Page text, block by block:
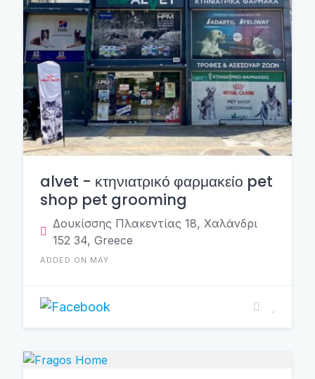
alvet - κτηνιατρικό φαρμακείο pet
shop pet grooming
Δουκίσσης Πλακεντίας 18, Χαλάνδρι
152 34, Greece
ADDED ON MAY